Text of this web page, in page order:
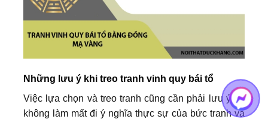
Những lưu ý khi treo tranh vinh quy bái tổ
Việc lựa chọn và treo tranh cũng cần phải lưu ý để
không làm mất đi ý nghĩa thực sự của bức tranh và